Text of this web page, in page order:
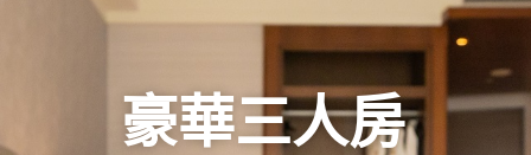
豪華三人房